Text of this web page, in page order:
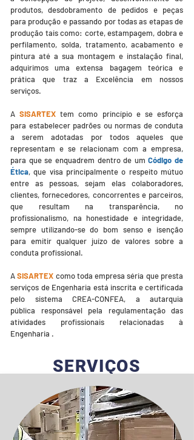
produtos, desdobramento de pedidos e peças
para produção e passando por todas as etapas de
produção tais como: corte, estampagem, dobra e
perfilamento, solda, tratamento, acabamento e
pintura até a sua montagem e instalação final,
adquirimos uma extensa bagagem teórica e
prática que traz a Excelência em nossos
serviços.
ASISARTEXtem como princípio e se esforça
para estabelecer padrões ou normas de conduta
a serem adotadas por todos aqueles que
representam e se relacionam com a empresa,
para que se enquadrem dentro de umCódigo de
Ética, que visa principalmente o respeito mútuo
entre as pessoas, sejam elas colaboradores,
clientes, fornecedores, concorrentes e parceiros,
que resultam na transparência, no
profissionalismo, na honestidade e integridade,
sempre utilizando-se do bom senso e isenção
para emitir qualquer juízo de valores sobre a
conduta profissional.
ASISARTEX como toda empresa séria que presta
serviços de Engenharia está inscrita e certificada
pelo sistema CREA-CONFEA, a autarquia
pública responsável pela regulamentação das
atividades profissionais relacionadas à
Engenharia .
SERVIÇOS